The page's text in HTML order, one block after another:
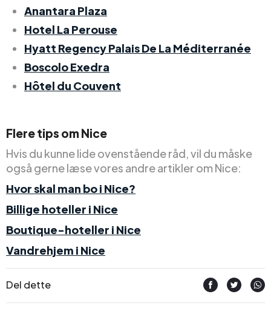
Anantara Plaza
Hotel La Perouse
Hyatt Regency Palais De La Méditerranée
Boscolo Exedra
Hôtel du Couvent
Flere tips om Nice
Hvis du kunne lide ovenstående råd, vil du måske
også gerne læse vores andre artikler om Nice:
Hvor skal man bo i Nice?
Billige hoteller i Nice
Boutique-hoteller i Nice
Vandrehjem i Nice
Del dette